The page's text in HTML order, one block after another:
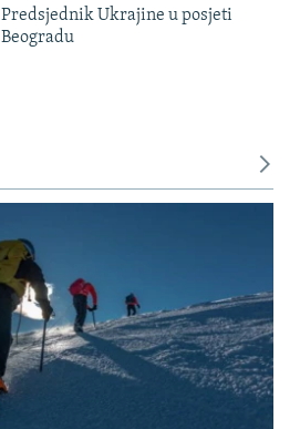
Predsjednik Ukrajine u posjeti
Beogradu